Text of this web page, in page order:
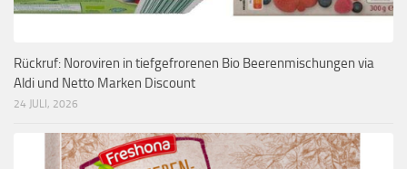
Rückruf: Noroviren in tiefgefrorenen Bio Beerenmischungen via
Aldi und Netto Marken Discount
24 JULI, 2026